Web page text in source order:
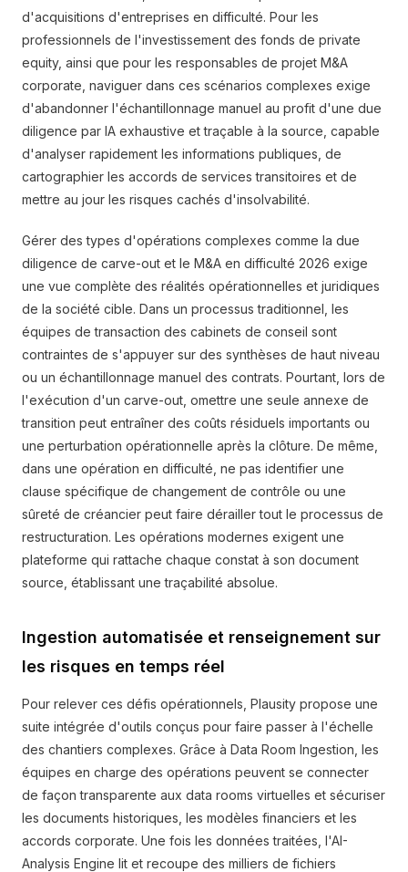
d'acquisitions d'entreprises en difficulté. Pour les
professionnels de l'investissement des fonds de private
equity, ainsi que pour les responsables de projet M&A
corporate, naviguer dans ces scénarios complexes exige
d'abandonner l'échantillonnage manuel au profit d'une due
diligence par IA exhaustive et traçable à la source, capable
d'analyser rapidement les informations publiques, de
cartographier les accords de services transitoires et de
mettre au jour les risques cachés d'insolvabilité.
Gérer des types d'opérations complexes comme la due
diligence de carve-out et le M&A en difficulté 2026 exige
une vue complète des réalités opérationnelles et juridiques
de la société cible. Dans un processus traditionnel, les
équipes de transaction des cabinets de conseil sont
contraintes de s'appuyer sur des synthèses de haut niveau
ou un échantillonnage manuel des contrats. Pourtant, lors de
l'exécution d'un carve-out, omettre une seule annexe de
transition peut entraîner des coûts résiduels importants ou
une perturbation opérationnelle après la clôture. De même,
dans une opération en difficulté, ne pas identifier une
clause spécifique de changement de contrôle ou une
sûreté de créancier peut faire dérailler tout le processus de
restructuration. Les opérations modernes exigent une
plateforme qui rattache chaque constat à son document
source, établissant une traçabilité absolue.
Ingestion automatisée et renseignement sur
les risques en temps réel
Pour relever ces défis opérationnels, Plausity propose une
suite intégrée d'outils conçus pour faire passer à l'échelle
des chantiers complexes. Grâce à Data Room Ingestion, les
équipes en charge des opérations peuvent se connecter
de façon transparente aux data rooms virtuelles et sécuriser
les documents historiques, les modèles financiers et les
accords corporate. Une fois les données traitées, l'AI-
Analysis Engine lit et recoupe des milliers de fichiers